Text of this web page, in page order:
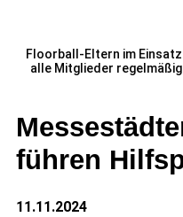
Floorball-Eltern im
alle Mitglieder
führen
11.11.2024